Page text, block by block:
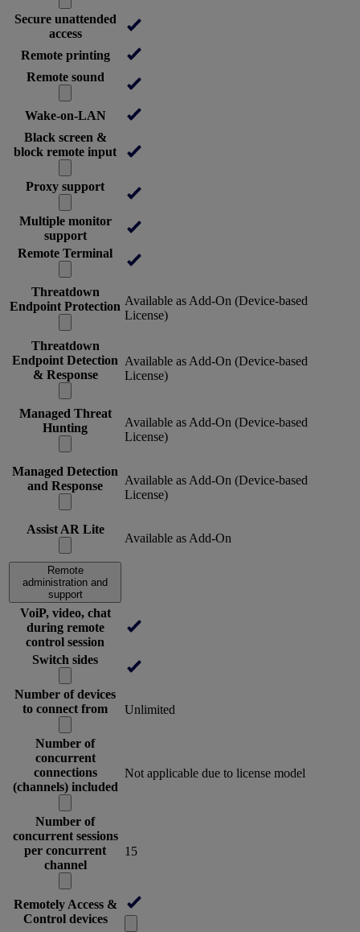
Secure unattended
access
Remote printing
Remote sound
Wake-on-LAN
Black screen &
block remote input
Proxy support
Multiple monitor
support
Remote Terminal
Threatdown
Endpoint Protection Available as Add-On (Device-based
License)
Threatdown
Endpoint Detection
& Response
Available as Add-On (Device-based
License)
Managed Threat
Hunting
Available as Add-On (Device-based
License)
Managed Detection
and Response
Available as Add-On (Device-based
License)
Assist AR Lite
Available as Add-On
Remote
administration and
support
VoiP, video, chat
during remote
control session
Switch sides
Number of devices
to connect from
Unlimited
Number of
concurrent
connections
(channels) included
Not applicable due to license model
Number of
concurrent sessions
per concurrent
channel
15
Remotely Access &
Control devices